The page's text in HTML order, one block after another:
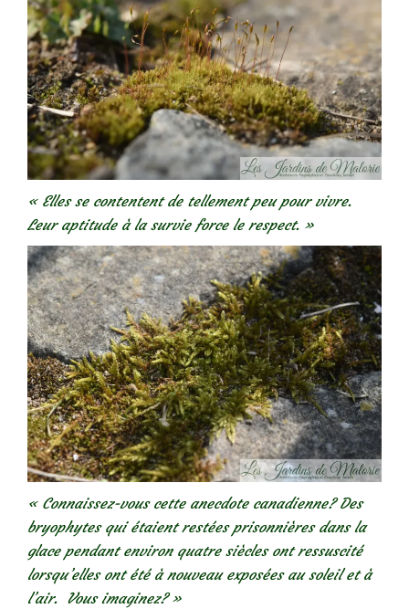
« Elles se contentent de tellement peu pour vivre.
Leur aptitude à la survie force le respect. »
« Connaissez-vous cette anecdote canadienne? Des
bryophytes qui étaient restées prisonnières dans la
glace pendant environ quatre siècles ont ressuscité
lorsqu’elles ont été à nouveau exposées au soleil et à
l’air. Vous imaginez? »